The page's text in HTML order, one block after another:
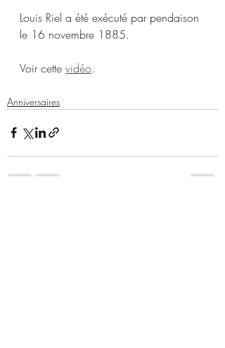
Louis Riel a été exécuté par pendaison
le 16 novembre 1885.
Voir cette vidéo.
Anniversaires